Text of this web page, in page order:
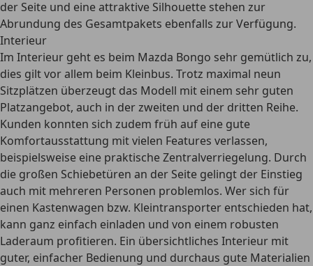
der Seite und eine attraktive Silhouette stehen zur
Abrundung des Gesamtpakets ebenfalls zur Verfügung.
Interieur
Im Interieur geht es beim Mazda Bongo sehr gemütlich zu,
dies gilt vor allem beim Kleinbus. Trotz maximal neun
Sitzplätzen überzeugt das Modell mit einem sehr guten
Platzangebot, auch in der zweiten und der dritten Reihe.
Kunden konnten sich zudem früh auf eine gute
Komfortausstattung mit vielen Features verlassen,
beispielsweise eine praktische Zentralverriegelung. Durch
die großen Schiebetüren an der Seite gelingt der Einstieg
auch mit mehreren Personen problemlos. Wer sich für
einen Kastenwagen bzw. Kleintransporter entschieden hat,
kann ganz einfach einladen und von einem robusten
Laderaum profitieren. Ein übersichtliches Interieur mit
guter, einfacher Bedienung und durchaus gute Materialien